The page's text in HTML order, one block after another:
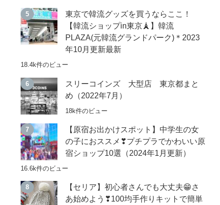
東京で韓流グッズを買うならここ！
【韓流ショップin東京🗼】韓流
PLAZA(元韓流グランドパーク)＊2023
年10月更新最新
18.4k件のビュー
スリーコインズ 大型店 東京都まと
め（2022年7月）
18k件のビュー
【原宿お出かけスポット】中学生の女
の子におススメ❣プチプラでかわいい原
宿ショップ10選（2024年1月更新）
16.6k件のビュー
【セリア】初心者さんでも大丈夫😁さ
あ始めよう❣100均手作りキットで簡単